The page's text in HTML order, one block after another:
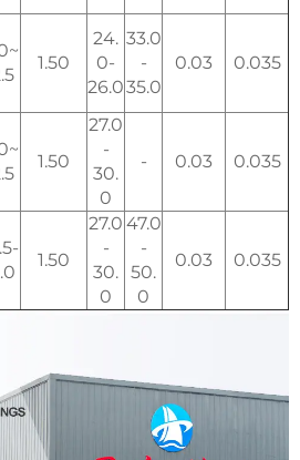
1.50
24.
0-
26.0
33.0
-
35.0
0.03 0.035
1.50
27.0
-
30.
0
- 0.03 0.035
1.50
27.0
-
30.
0
47.0
-
50.
0
0.03 0.035